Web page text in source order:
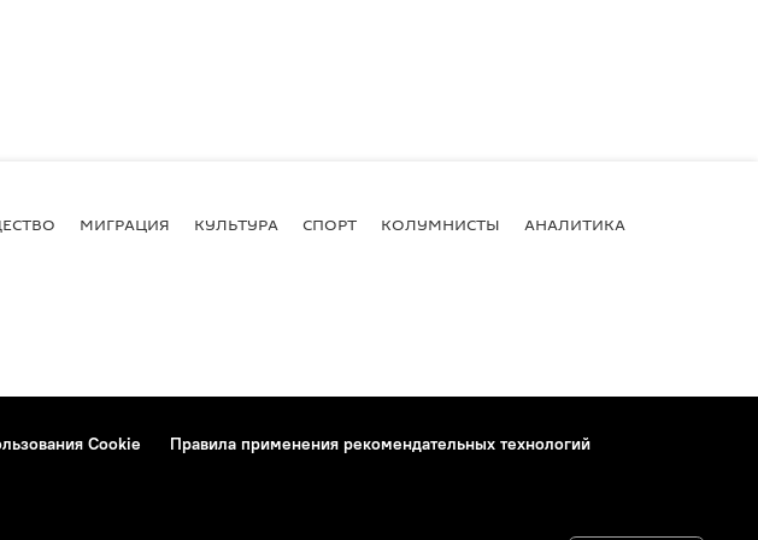
МИГРАЦИЯ КУЛЬТУРА СПОРТ КОЛУМНИСТЫ АНАЛИТИКА
Cookie
Правила применения рекомендательных технологий